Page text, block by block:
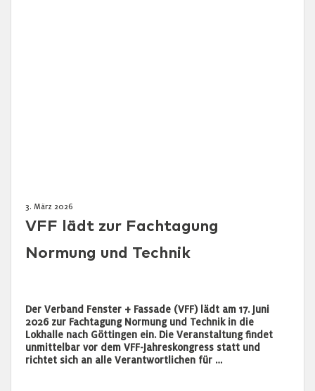
3. März 2026
VFF lädt zur Fachtagung
Normung und Technik
Der Verband Fenster + Fassade (VFF) lädt am 17. Juni
2026 zur Fachtagung Normung und Technik in die
Lokhalle nach Göttingen ein. Die Veranstaltung findet
unmittelbar vor dem VFF-Jahreskongress statt und
richtet sich an alle Verantwortlichen für …